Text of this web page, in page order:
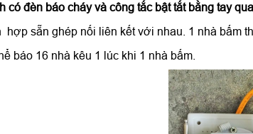
có đèn báo cháy và công tắc bật tắt bằng tay
sẵn ghép nối liên kết với nhau. 1 nhà bấm
báo 16 nhà kêu 1 lúc khi 1 nhà bấm.